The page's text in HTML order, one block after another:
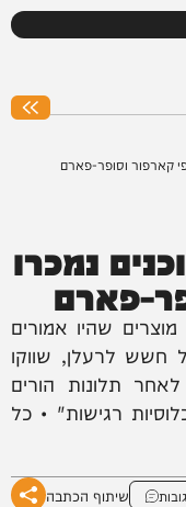
קארפור וסופר-פארם
נמכרו
פארם
שהיו אמורים
לרעלן, שווקו
תלונות הורים
רגישות" • כל
שיתוף הכתבה